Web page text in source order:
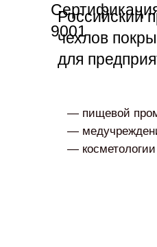
9001
— пищевой
—
— косметологии
Российский
чехлов
для